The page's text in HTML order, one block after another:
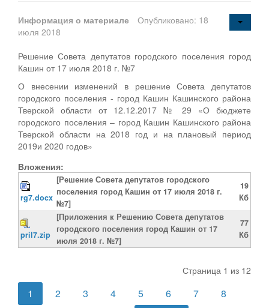
Информация о материале
Опубликовано: 18
июля 2018
Решение Совета депутатов городского поселения город
Кашин от 17 июля 2018 г. №7
О внесении изменений в решение Совета депутатов
городского поселения - город Кашин Кашинского района
Тверской области от 12.12.2017 № 29 «О бюджете
городского поселения – город Кашин Кашинского района
Тверской области на 2018 год и на плановый период
2019и 2020 годов»
Вложения:
rg7.docx
[Решение Совета депутатов городского
поселения город Кашин от 17 июля 2018 г.
№7]
19
Кб
pril7.zip
[Приложения к Решению Совета депутатов
городского поселения город Кашин от 17
июля 2018 г. №7]
77
Кб
Страница 1 из 12
1 2 3 4 5 6 7
8